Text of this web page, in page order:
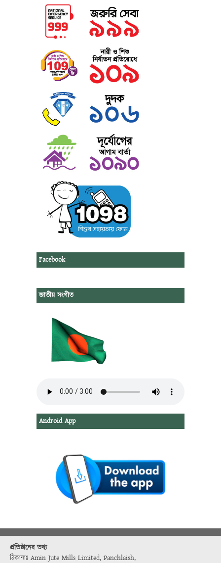
Facebook
জাতীয় সংগীত
Android App
প্রতিষ্ঠানের তথ্য
ঠিকানাঃ Amin Jute Mills Limited, Panchlaish,